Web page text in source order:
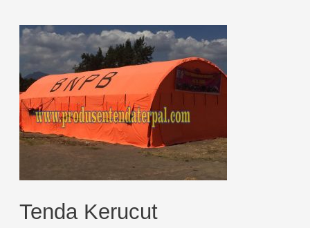
Tenda Kerucut